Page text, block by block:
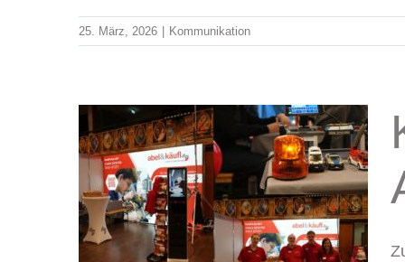
25. März, 2026 Kommunikation